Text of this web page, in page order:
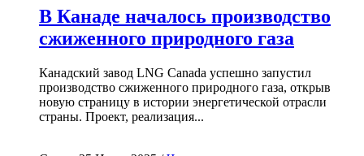
В Канаде началось производство
сжиженного природного газа
Канадский завод LNG Canada успешно запустил
производство сжиженного природного газа, открыв
новую страницу в истории энергетической отрасли
страны. Проект, реализация...